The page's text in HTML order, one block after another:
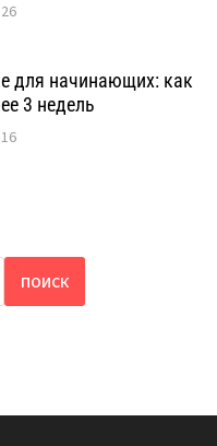
для начинающих: как
3 недель
ПОИСК